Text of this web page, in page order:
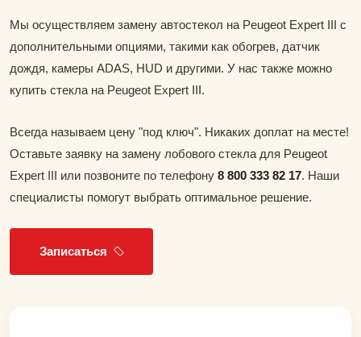
Мы осуществляем замену автостекол на Peugeot Expert III с
дополнительными опциями, такими как обогрев, датчик
дождя, камеры ADAS, HUD и другими. У нас также можно
купить стекла на Peugeot Expert III.
Всегда называем цену "под ключ". Никаких доплат на месте!
Оставьте заявку на замену лобового стекла для Peugeot
Expert III или позвоните по телефону 8 800 333 82 17. Наши
специалисты помогут выбрать оптимальное решение.
Записаться